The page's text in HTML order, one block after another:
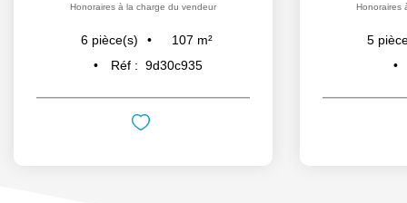
Honoraires à la charge du vendeur
6 pièce(s) 107 m²
Réf : 9d30c935
Honoraires
5